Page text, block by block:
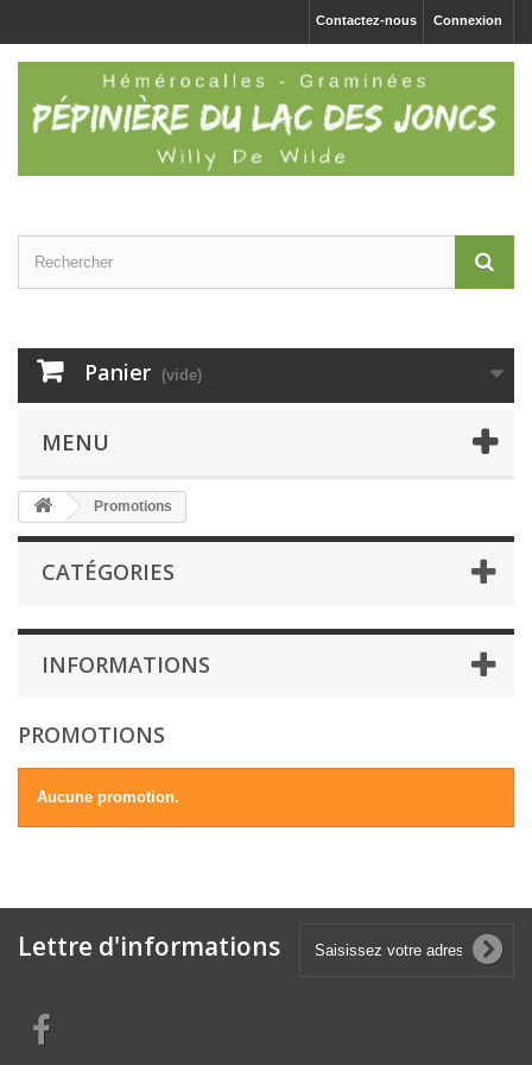
Connexion
Contactez-nous
Panier (vide)
MENU
Promotions
CATÉGORIES
INFORMATIONS
PROMOTIONS
Aucune promotion.
Lettre d'informations